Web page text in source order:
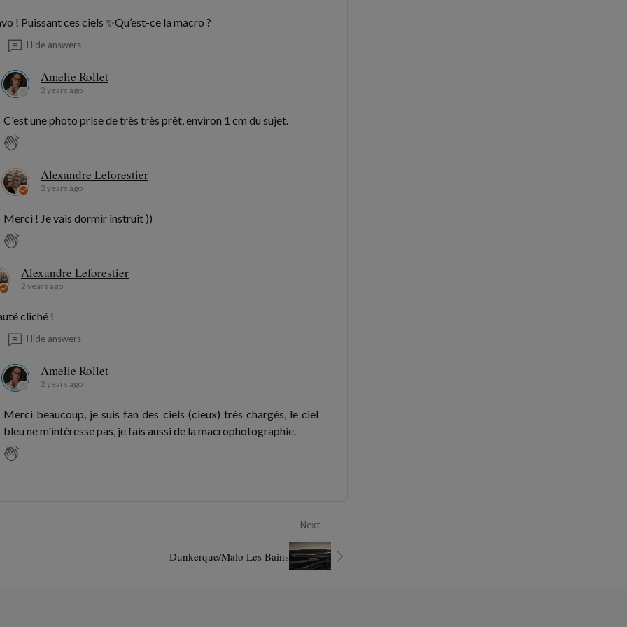
! Puissant ces ciels ✨Qu’est-ce la macro ?
Hide answers
Amelie Rollet
2 years ago
C'est une photo prise de très très prêt, environ 1 cm du sujet.
Alexandre Leforestier
2 years ago
Merci ! Je vais dormir instruit ))
Alexandre Leforestier
2 years ago
cliché !
Hide answers
Amelie Rollet
2 years ago
Merci beaucoup, je suis fan des ciels (cieux) très chargés, le ciel
bleu ne m'intéresse pas, je fais aussi de la macrophotographie.
Next
Dunkerque/Malo Les Bains